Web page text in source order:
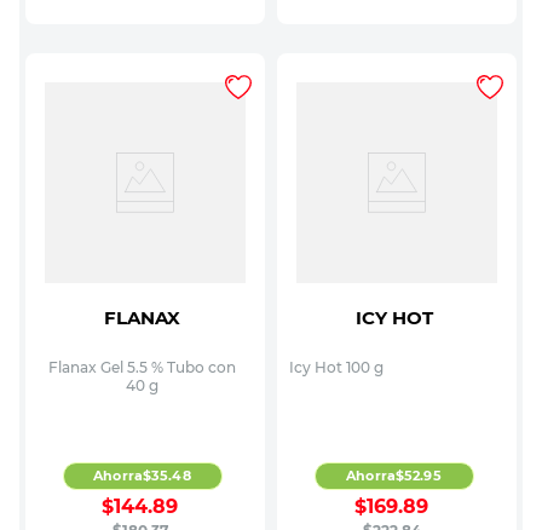
FLANAX
Flanax Gel 5.5 % Tubo con
40 g
$144.89
Ahorra$35.48
ICY HOT
Icy Hot 100 g
$169.89
Ahorra$52.95